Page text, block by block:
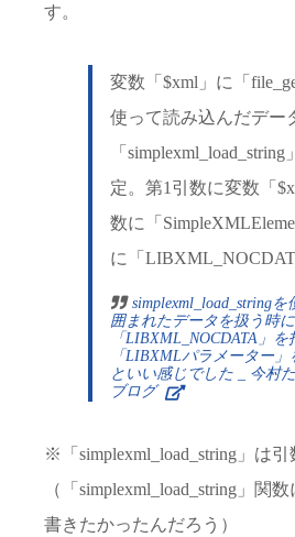
す。
変数「$xml」に「
使って読み込んだデー
「
定。第1引数に変数「
数に「
に「
simplexml_load_stringを
囲まれたデータを扱う時
「LIBXML_NOCDATA」
「LIBXMLパラメーター
といい感じでした _ 今村
ブログ
※「simplexml_load_string」は引
（「simplexml_load_string」
書きたかったんだろう）